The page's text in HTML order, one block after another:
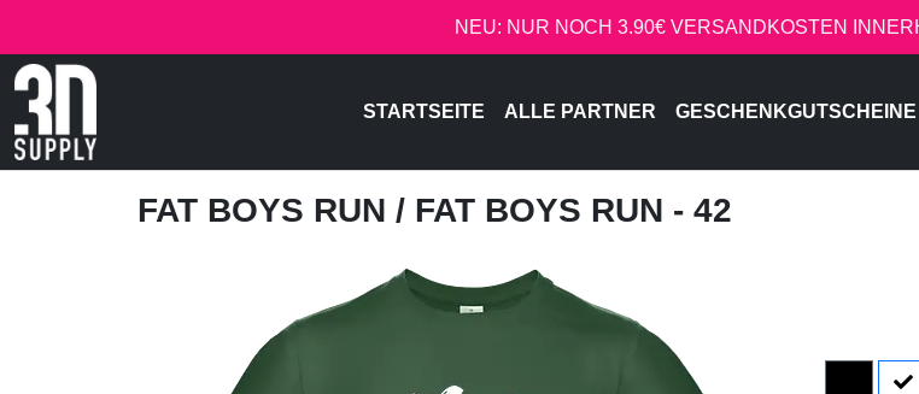
NEU: NUR NOCH 3.90€ VERSANDKOSTEN
STARTSEITE ALLE PARTNER GESCHENKGUTSCHEINE
FAT BOYS RUN / FAT BOYS RUN - 42